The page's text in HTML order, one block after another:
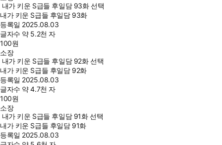
내가 키운 S급들 후일담 93화 선택
내가 키운 S급들 후일담 93화
등록일 2025.08.03
글자수 약 5.2천 자
100원
소장
내가 키운 S급들 후일담 92화 선택
내가 키운 S급들 후일담 92화
등록일 2025.08.03
글자수 약 4.7천 자
100원
소장
내가 키운 S급들 후일담 91화 선택
내가 키운 S급들 후일담 91화
등록일 2025.08.03